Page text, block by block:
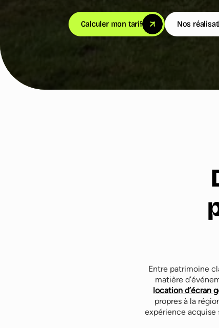
Calculer mon tarif Nos
Entre patrimoine
matière
location d’écran
propres à la
expérience acquise